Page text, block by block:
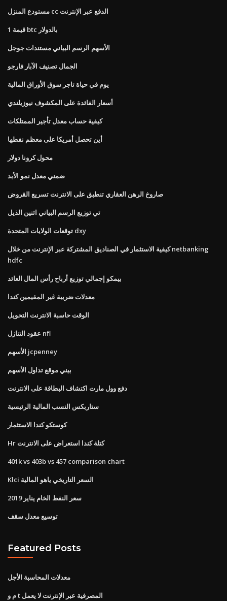
مستودع المنزل cc الدفع عبر الإنترنت
قيمة 1 btc بالدولار
الأسهم الرسم البياني مستندات جوجل
الجمال تصنيف الآبار فارجو
يوم في حياة تاجر سوق الأوراق المالية
أسعار الفائدة على المكشوف نيوزيلندي
كيفية حساب معدل تأجير الممتلكات
أين تحصل أمريكا على معظم نفطها
محول كرونا دولار
ضمني معدل نمو الأبد
صاروخ الرهن العقاري تنطبق على الانترنت تسريع القروض
تي توزيع الرسم البياني اثنين الذيل
توقعات الولايات المتحدة dxy
كيفية الاستثمار في الصناديق المشتركة عبر الإنترنت من خلال netbanking
hdfc
بيمكو إجمالي توزيع أرباح رأس المال العائد
معدلات ضريبة غير المقيمين كندا
الوقت حاسبة الانترنت التحويل
عقود التنازل nfl
الأسهم jcpenney
بيني موقع تداول الأسهم
دفع وول مارت اكتشاف البطاقة على الانترنت
ستاربكس النسب المالية الرئيسية
كوستكو كندا الاستثمار
Hr كتلة كندا استعراض على الانترنت
401k vs 403b vs 457 comparison chart
Klci السعر التاريخي ياهو المالية
سعر النفط الخام يناير 2019
توسيع معدل سقف
Featured Posts
معدلات المحاسبة الأجل
م و t المصرفية عبر الإنترنت لا يعمل